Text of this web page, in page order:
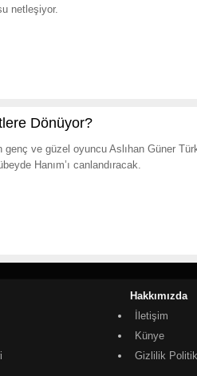
netleşiyor.
Dönüyor?
ve güzel oyuncu Aslıhan Güner
Hanım’ı canlandıracak.
Hakkımızda
İletişim
Künye
Gizlilik